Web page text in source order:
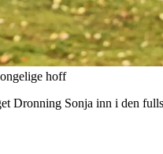
hoff
Dronning Sonja inn i den